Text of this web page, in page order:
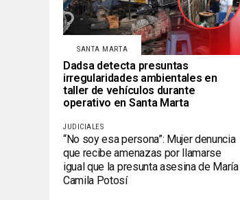
SANTA MARTA
Dadsa detecta presuntas
irregularidades ambientales en
taller de vehículos durante
operativo en Santa Marta
JUDICIALES
“No soy esa persona”: Mujer denuncia
que recibe amenazas por llamarse
igual que la presunta asesina de María
Camila Potosí